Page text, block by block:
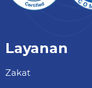
Layanan
Zakat